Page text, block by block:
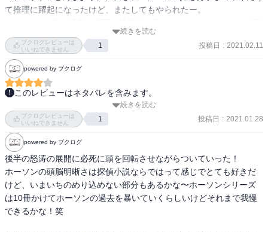
て推理に躍起になったけど、またしてもやられたー。
多きホーソーンの魅力。
  今作ももうツンツンツンデレなホーソーンに、なにーっ！って3回
くらい本をバタッと閉じて息を整えました。
これは自作が楽しみすぎる！！
続きを読む
ブクログレビューは
いいねできません
1 投稿日 : 2021.02.11
powered by ブクログ
このレビューはネタバレを含みます。
・完全に公平な推理小説
・あくまでもフーダニットなので、犯人には辿りつける
少し困る点
・アメリカの日常に馴染んでいないと182（序盤にホーソーンから説
明はある）や冬時間と夏時間の件は気付けないと個人的に思う。
（前作の感想にも書いたが、英語やアメリカの文化に明るいともっ
と楽しめる作品の筈）
続きを読む
ブクログレビューは
いいねできません
1 投稿日 : 2021.01.28
powered by ブクログ
後半の怒涛の展開に必死に頭を回転させながらついていった！
ホーソンの頭脳明晰さは探偵小説ならではって感じでとても好きだ
けど、いまいちのめり込めない部分もあるかな〜ホーソンシリーズ
は10冊かけてホーソンの過去を暴いていくらしいけどそれまで我慢
できるかな！笑